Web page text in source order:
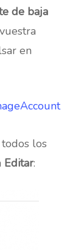
de baja
en
los
Editar: